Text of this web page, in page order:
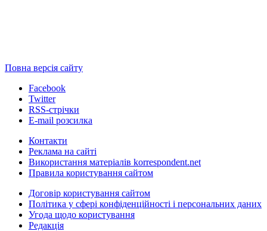
Повна версія сайту
Facebook
Twitter
RSS-стрічки
E-mail розсилка
Контакти
Реклама на сайті
Використання матеріалів korrespondent.net
Правила користування сайтом
Договір користування сайтом
Політика у сфері конфіденційності і персональних даних
Угода щодо користування
Редакція